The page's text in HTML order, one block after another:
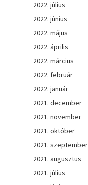
2022. július
2022. június
2022. május
2022. április
2022. március
2022. február
2022. január
2021. december
2021. november
2021. október
2021. szeptember
2021. augusztus
2021. július